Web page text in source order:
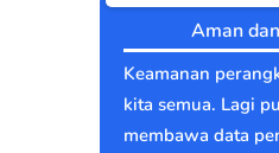
Aman
Keamanan
kita semua. Lagi
membawa data